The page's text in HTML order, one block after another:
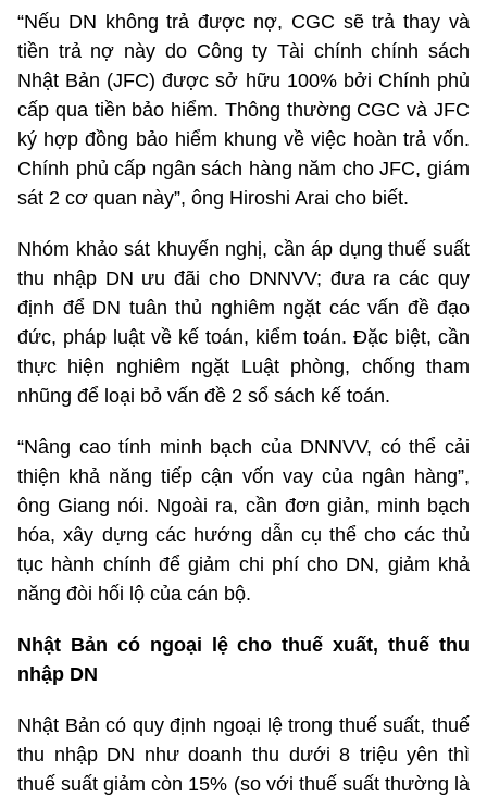
“Nếu DN không trả được nợ, CGC sẽ trả thay và
tiền trả nợ này do Công ty Tài chính chính sách
Nhật Bản (JFC) được sở hữu 100% bởi Chính phủ
cấp qua tiền bảo hiểm. Thông thường CGC và JFC
ký hợp đồng bảo hiểm khung về việc hoàn trả vốn.
Chính phủ cấp ngân sách hàng năm cho JFC, giám
sát 2 cơ quan này”, ông Hiroshi Arai cho biết.
Nhóm khảo sát khuyến nghị, cần áp dụng thuế suất
thu nhập DN ưu đãi cho DNNVV; đưa ra các quy
định để DN tuân thủ nghiêm ngặt các vấn đề đạo
đức, pháp luật về kế toán, kiểm toán. Đặc biệt, cần
thực hiện nghiêm ngặt Luật phòng, chống tham
nhũng để loại bỏ vấn đề 2 sổ sách kế toán.
“Nâng cao tính minh bạch của DNNVV, có thể cải
thiện khả năng tiếp cận vốn vay của ngân hàng”,
ông Giang nói. Ngoài ra, cần đơn giản, minh bạch
hóa, xây dựng các hướng dẫn cụ thể cho các thủ
tục hành chính để giảm chi phí cho DN, giảm khả
năng đòi hối lộ của cán bộ.
Nhật Bản có ngoại lệ cho thuế xuất, thuế thu
nhập DN
Nhật Bản có quy định ngoại lệ trong thuế suất, thuế
thu nhập DN như doanh thu dưới 8 triệu yên thì
thuế suất giảm còn 15% (so với thuế suất thường là